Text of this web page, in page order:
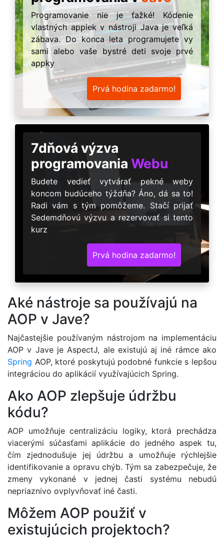
Programovanie nie je ťažké! Kódenie
vlastných appiek v nástroji Java je veľká
zábava. Do konca leta programujete vy
sami alebo vaše bystré deti svoje prvé
appky
Prvá hodina zadarmo!
7dňová výzva
programovania Webu
Budete vedieť vytvárať pekné weby
koncom budúceho týždňa? Áno, dá sa to!
Radi vám s tým pomôžeme. Stačí prijať
Sedemdňovú výzvu a rezervovať si tento
kurz
Prvá hodina zadarmo!
Aké nástroje sa používajú na
AOP v Jave?
Najčastejšie používaným nástrojom na implementáciu
AOP v Jave je AspectJ, ale existujú aj iné rámce ako
Spring AOP, ktoré poskytujú podobné funkcie s lepšou
integráciou do aplikácií využívajúcich Spring.
Ako AOP zlepšuje údržbu
kódu?
AOP umožňuje centralizáciu logiky, ktorá prechádza
viacerými súčasťami aplikácie do jedného aspek tu,
čím zjednodušuje jej údržbu a umožňuje rýchlejšie
identifikovanie a opravu chýb. Tým sa zabezpečuje, že
zmeny vykonané v jednej časti systému nebudú
nepriaznivo ovplyvňovať iné časti.
Môžem AOP použiť v
existujúcich projektoch?